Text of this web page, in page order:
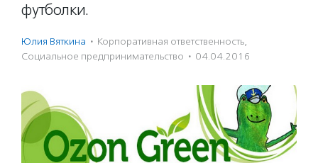
футболки.
Юлия Вяткина · Корпоративная ответственность,
Социальное предпри­нима­тель­ство · 04.04.2016